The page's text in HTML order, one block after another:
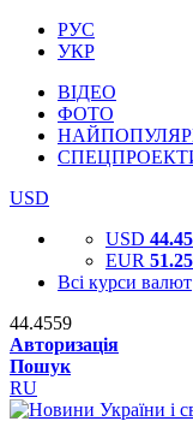
РУС
УКР
ВІДЕО
ФОТО
USD
USD
EUR
Всі курси валют
44.4559
Авторизація
Пошук
RU